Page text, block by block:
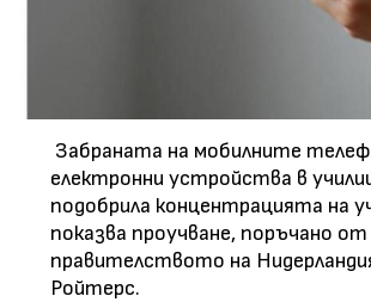
Забраната на мобилните
електронни устройства в
подобрила концентрацията на
показва проучване, поръчано от
правителството на
Ройтерс.